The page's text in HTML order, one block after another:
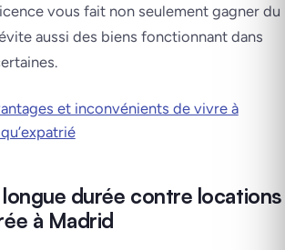
vous fait non seulement gagner du
aussi des biens fonctionnant dans
et inconvénients de vivre à
durée contre locations
à Madrid